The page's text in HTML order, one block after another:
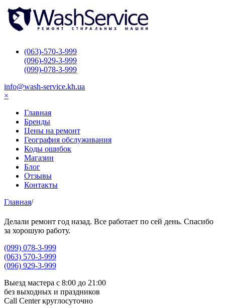
(063)-570-3-999
(096)-929-3-999
(099)-078-3-999
info@wash-service.kh.ua
×
Главная
Бренды
Цены на ремонт
География обслуживания
Коды ошибок
Магазин
Блог
Отзывы
Контакты
Главная/
Делали ремонт год назад. Все работает по сей день. Спасибо
за хорошую работу.
(099) 078-3-999
(063) 570-3-999
(096) 929-3-999
Выезд мастера с 8:00 до 21:00
без выходных и праздников
Сall Сenter круглосуточно